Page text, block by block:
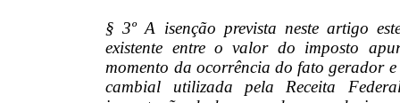
§ 3º A isenção prevista neste artigo
existente entre o valor do imposto
momento da ocorrência do fato gerador
cambial utilizada pela Receita